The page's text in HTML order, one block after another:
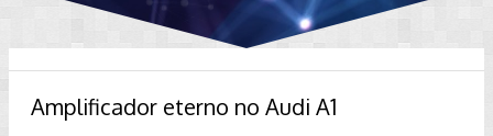
Amplificador eterno no Audi A1